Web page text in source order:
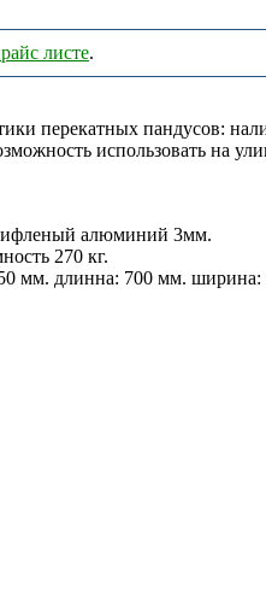
листе.
перекатных пандусов:
использовать на
алюминий 3мм.
270 кг.
мм. длинна: 700 мм. ширина: